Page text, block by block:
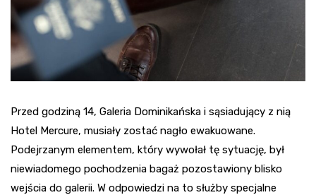
Przed godziną 14, Galeria Dominikańska i sąsiadujący z nią
Hotel Mercure, musiały zostać nagło ewakuowane.
Podejrzanym elementem, który wywołał tę sytuację, był
niewiadomego pochodzenia bagaż pozostawiony blisko
wejścia do galerii. W odpowiedzi na to służby specjalne